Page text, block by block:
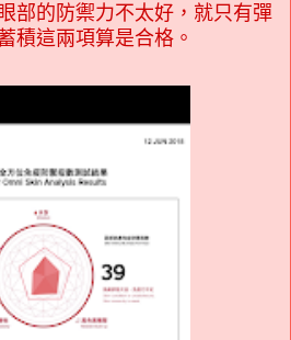
部的防禦力不太好，就只有彈
積這兩項算是合格 。